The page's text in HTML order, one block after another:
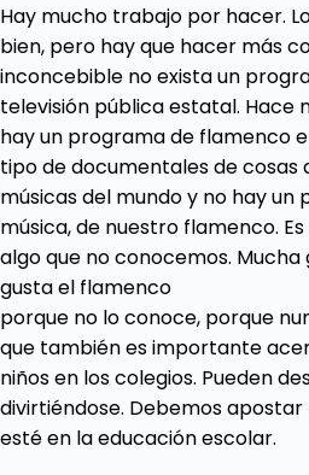
Hay mucho trabajo por hacer.
bien, pero hay que hacer más
inconcebible no exista un
televisión pública estatal. Hace
hay un programa de flamenco
tipo de documentales de cosas
músicas del mundo y no hay
música, de nuestro flamenco.
algo que no conocemos.
gusta el flamenco
porque no lo conoce, porque
que también es importante
niños en los colegios. Pueden
divirtiéndose. Debemos
esté en la educación escolar.